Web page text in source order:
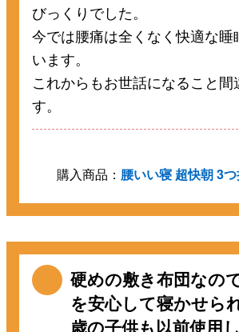
びっくりでした。
今では腰痛は全くなく快適な睡
います。
これからもお世話になること
す。
購入商品： 腰いい寝 超快朝 3
硬めの敷き布団なの
を安心して寝かせら
歳の子供も以前使用